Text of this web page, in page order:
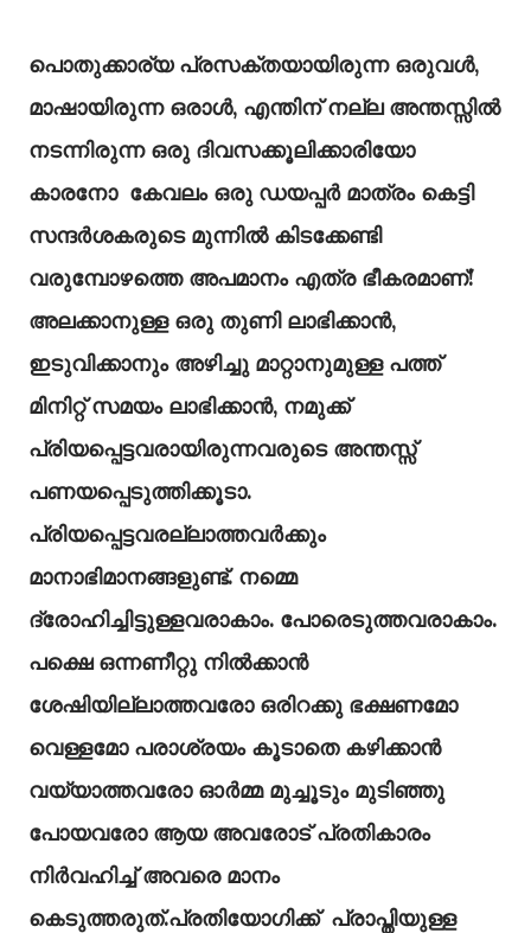
പൊതുക്കാര്യ പ്രസക്തയായിരുന്ന ഒരുവൾ,
മാഷായിരുന്ന ഒരാൾ, എന്തിന് നല്ല അന്തസ്സിൽ
നടന്നിരുന്ന ഒരു ദിവസക്കൂലിക്കാരിയോ
കാരനോ കേവലം ഒരു ഡയപ്പർ മാത്രം കെട്ടി
സന്ദർശകരുടെ മുന്നിൽ കിടക്കേണ്ടി
വരുമ്പോഴത്തെ അപമാനം എത്ര ഭീകരമാണ്!
അലക്കാനുള്ള ഒരു തുണി ലാഭിക്കാൻ,
ഇടുവിക്കാനും അഴിച്ചു മാറ്റാനുമുള്ള പത്ത്
മിനിറ്റ് സമയം ലാഭിക്കാൻ, നമുക്ക്
പ്രിയപ്പെട്ടവരായിരുന്നവരുടെ അന്തസ്സ്
പണയപ്പെടുത്തിക്കൂടാ.
പ്രിയപ്പെട്ടവരല്ലാത്തവർക്കും
മാനാഭിമാനങ്ങളുണ്ട്. നമ്മെ
ദ്രോഹിച്ചിട്ടുള്ളവരാകാം. പോരെടുത്തവരാകാം.
പക്ഷെ ഒന്നണീറ്റു നിൽക്കാൻ
ശേഷിയില്ലാത്തവരോ ഒരിറക്കു ഭക്ഷണമോ
വെള്ളമോ പരാശ്രയം കൂടാതെ കഴിക്കാൻ
വയ്യാത്തവരോ ഓർമ്മ മുച്ചൂടും മുടിഞ്ഞു
പോയവരോ ആയ അവരോട് പ്രതികാരം
നിർവഹിച്ച് അവരെ മാനം
കെടുത്തരുത്.പ്രതിയോഗിക്ക് പ്രാപ്തിയുള്ള